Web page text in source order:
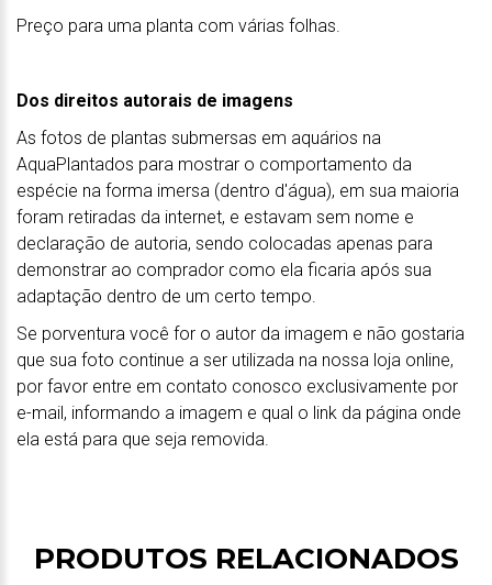
Preço para uma planta com várias folhas.
Dos direitos autorais de imagens
As fotos de plantas submersas em aquários na
AquaPlantados para mostrar o comportamento da
espécie na forma imersa (dentro d'água), em sua maioria
foram retiradas da internet, e estavam sem nome e
declaração de autoria, sendo colocadas apenas para
demonstrar ao comprador como ela ficaria após sua
adaptação dentro de um certo tempo.
Se porventura você for o autor da imagem e não gostaria
que sua foto continue a ser utilizada na nossa loja online,
por favor entre em contato conosco exclusivamente por
e-mail, informando a imagem e qual o link da página onde
ela está para que seja removida.
PRODUTOS RELACIONADOS